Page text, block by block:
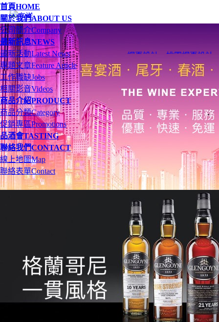
首頁HOME
關於我們ABOUT US
公司簡介Company
最新訊息NEWS
最新活動Latest News
專題文章Feature Article
工作職缺Jobs
相關影音Videos
商品介紹PRODUCT
商品分類Category
促銷專區Promotions
品酒會TASTING
聯絡我們CONTACT
線上地圖Map
聯絡表單Contact
網頁設計 桃園網頁設計